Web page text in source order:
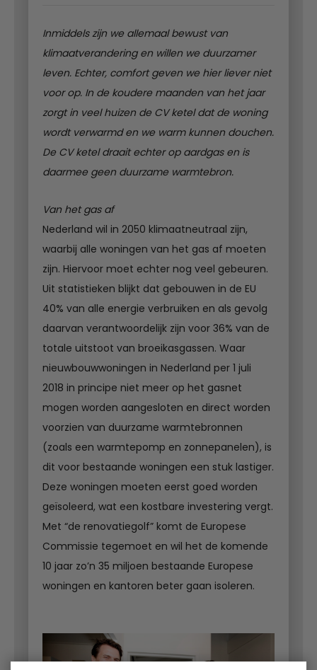
Inmiddels zijn we allemaal bewust van
klimaatverandering en willen we duurzamer
leven. Echter, comfort geven we hier liever niet
voor op. In de koudere maanden van het jaar
zorgt in veel huizen de CV ketel dat de woning
wordt verwarmd en we warm kunnen douchen.
De CV ketel draait echter op aardgas en is
daarmee geen duurzame warmtebron.
Van het gas af
Nederland wil in 2050 klimaatneutraal zijn,
waarbij alle woningen van het gas af moeten
zijn. Hiervoor moet echter nog veel gebeuren.
Uit statistieken blijkt dat gebouwen in de EU
40% van alle energie verbruiken en als gevolg
daarvan verantwoordelijk zijn voor 36% van de
totale uitstoot van broeikasgassen. Waar
nieuwbouwwoningen in Nederland per 1 juli
2018 in principe niet meer op het gasnet
mogen worden aangesloten en direct worden
voorzien van duurzame warmtebronnen
(zoals een warmtepomp en zonnepanelen), is
dit voor bestaande woningen een stuk lastiger.
Deze woningen moeten eerst goed worden
geïsoleerd, wat een kostbare investering vergt.
Met “de renovatiegolf” komt de Europese
Commissie tegemoet en wil het de komende
10 jaar zo’n 35 miljoen bestaande Europese
woningen en kantoren beter gaan isoleren.